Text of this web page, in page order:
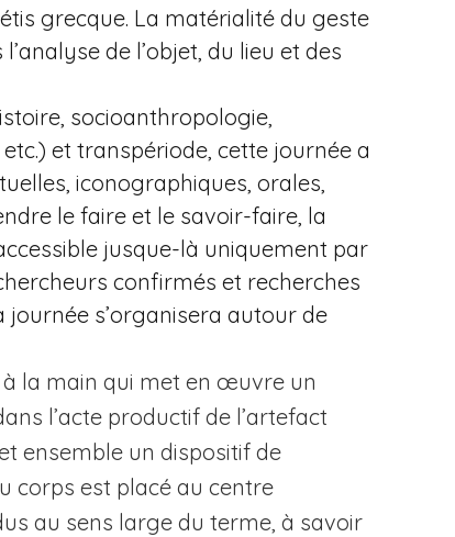
grecque. La matérialité du geste
de l’objet, du lieu et des
socioanthropologie,
et transpériode, cette journée a
iconographiques, orales,
le faire et le savoir-faire, la
jusque-là uniquement par
confirmés et recherches
s’organisera autour de
la main qui met en œuvre un
l’acte productif de l’artefact
ensemble un dispositif de
corps est placé au centre
au sens large du terme, à savoir